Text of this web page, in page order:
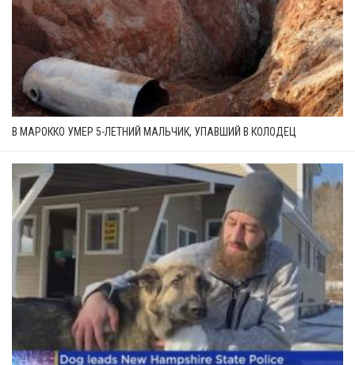
В МАРОККО УМЕР 5-ЛЕТНИЙ МАЛЬЧИК, УПАВШИЙ В КОЛОДЕЦ